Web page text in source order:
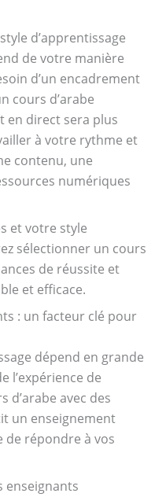
d’apprentissage
de votre manière
d’un encadrement
cours d’arabe
en direct sera plus
à votre rythme et
contenu, une
numériques
et votre style
sélectionner un cours
de réussite et
et efficace.
: un facteur clé pour
dépend en grande
l’expérience de
d’arabe avec des
un enseignement
de répondre à vos
enseignants